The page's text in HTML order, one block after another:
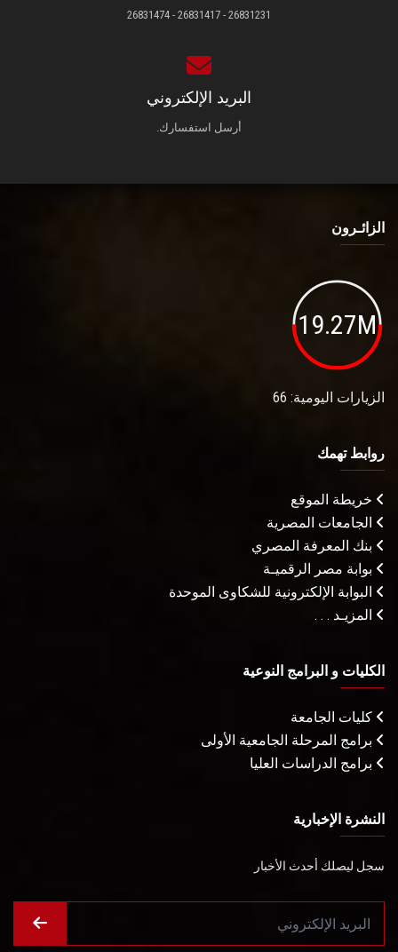
26831231 - 26831417 - 26831474
البريد الإلكتروني
أرسل استفسارك.
الزائـرون
19.27M
الزيارات اليومية: 66
روابط تهمك
خريطة الموقع
الجامعات المصرية
بنك المعرفة المصري
بوابة مصر الرقميـة
البوابة الإلكترونية للشكاوى الموحدة
المزيـد . . .
الكليات و البرامج النوعية
كليات الجامعة
برامج المرحلة الجامعية الأولى
برامج الدراسات العليا
النشرة الإخبارية
سجل ليصلك أحدث الأخبار